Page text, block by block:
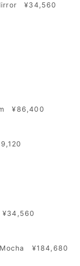
¥34,560
¥86,400
¥184,680